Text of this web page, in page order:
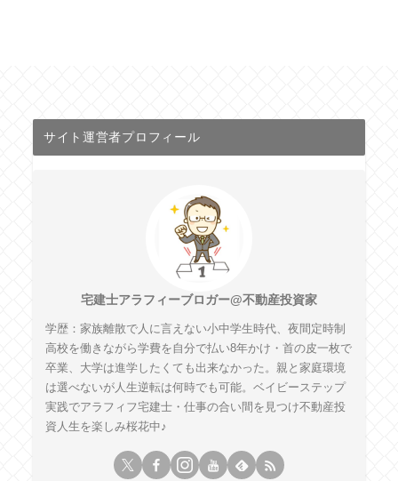
サイト運営者プロフィール
宅建士アラフィーブロガー@不動産投資家
学歴：家族離散で人に言えない小中学生時代、夜間定時制
高校を働きながら学費を自分で払い8年かけ・首の皮一枚で
卒業、大学は進学したくても出来なかった。親と家庭環境
は選べないが人生逆転は何時でも可能。ベイビーステップ
実践でアラフィフ宅建士・仕事の合い間を見つけ不動産投
資人生を楽しみ桜花中♪